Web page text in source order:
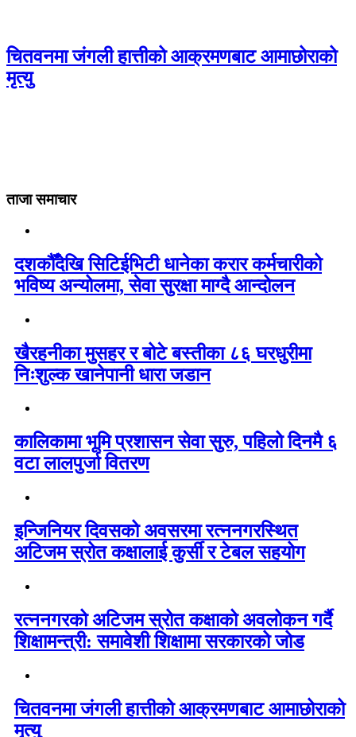
चितवनमा जंगली हात्तीको आक्रमणबाट आमाछोराको
मृत्यु
ताजा समाचार
दशकौँदेखि सिटिईभिटी धानेका करार कर्मचारीको
भविष्य अन्योलमा, सेवा सुरक्षा माग्दै आन्दोलन
खैरहनीका मुसहर र बोटे बस्तीका ८६ घरधुरीमा
निःशुल्क खानेपानी धारा जडान
कालिकामा भूमि प्रशासन सेवा सुरु, पहिलो दिनमै ६
वटा लालपुर्जा वितरण
इन्जिनियर दिवसको अवसरमा रत्ननगरस्थित
अटिजम स्रोत कक्षालाई कुर्सी र टेबल सहयोग
रत्ननगरको अटिजम स्रोत कक्षाको अवलोकन गर्दै
शिक्षामन्त्री: समावेशी शिक्षामा सरकारको जोड
चितवनमा जंगली हात्तीको आक्रमणबाट आमाछोराको
मृत्यु